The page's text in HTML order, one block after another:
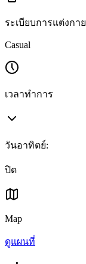
ระเบียบการแต่งกาย
Casual
เวลาทำการ
วันอาทิตย์:
ปิด
Map
ดูแผนที่